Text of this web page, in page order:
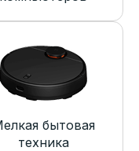
бытовая
техника